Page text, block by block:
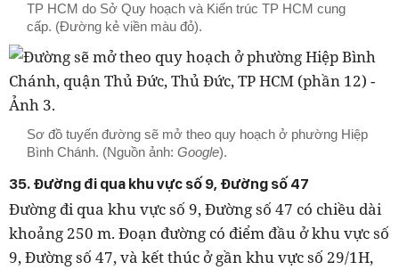
TP HCM do Sở Quy hoạch và Kiến trúc TP HCM cung
cấp. (Đường kẻ viền màu đỏ).
Sơ đồ tuyến đường sẽ mở theo quy hoạch ở phường Hiệp
Bình Chánh. (Nguồn ảnh: Google).
35. Đường đi qua khu vực số 9, Đường số 47
Đường đi qua khu vực số 9, Đường số 47 có chiều dài
khoảng 250 m. Đoạn đường có điểm đầu ở khu vực số
9, Đường số 47, và kết thúc ở gần khu vực số 29/1H,